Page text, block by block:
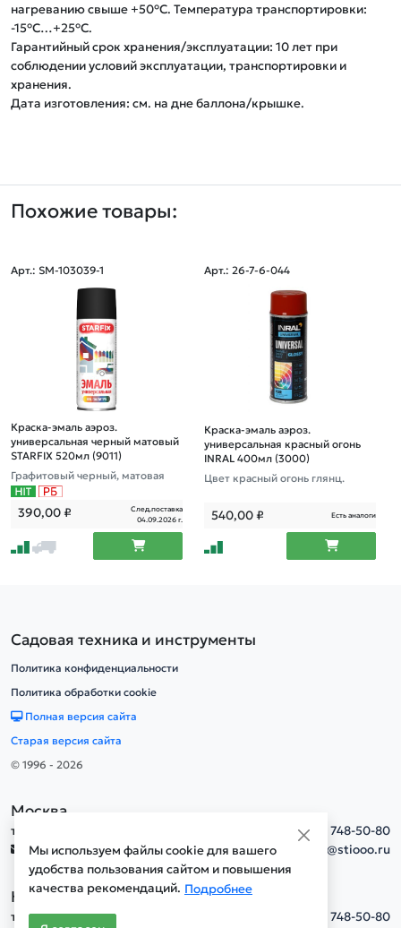
нагреванию свыше +50°C. Температура транспортировки:
-15°C…+25°C.
Гарантийный срок хранения/эксплуатации: 10 лет при
соблюдении условий эксплуатации, транспортировки и
хранения.
Похожие товары:
Арт.: SM-103039-1
Краска-эмаль аэроз.
универсальная черный матовый
STARFIX 520мл (9011)
Графитовый черный, матовая
390,00₽
След.поставка
04.09.2026 г.
Арт.: 26-7-6-044
Краска-эмаль аэроз.
универсальная красный огонь
INRAL 400мл (3000)
Цвет красный огонь глянц.
540,00₽ Есть аналоги
Мы используем файлы cookie для вашего
удобства пользования сайтом и повышения
качества рекомендаций. Подробнее
Садовая техника и инструменты
Политика конфиденциальности
Политика обработки cookie
Полная версия сайта
Старая версия сайта
© 1996 - 2026
Москва
тел.
+7(495) 748-50-80
info@stiooo.ru
Новосибирск
тел. +7(495) 748-50-80